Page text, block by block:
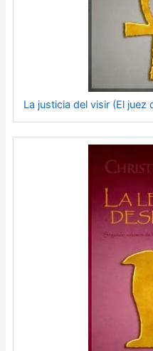
La justicia del visir (El